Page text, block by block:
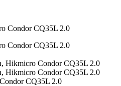
CQ35L 2.0